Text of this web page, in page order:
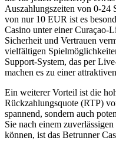
Auszahlungszeiten von 0-24
von nur 10 EUR ist es
Casino unter einer Curaçao-
Sicherheit und Vertrauen
vielfältigen
Support-System, das per
machen es zu einer
Ein weiterer Vorteil ist die
Rückzahlungsquote (RTP)
spannend, sondern auch
Sie nach einem
können, ist das Betrunner